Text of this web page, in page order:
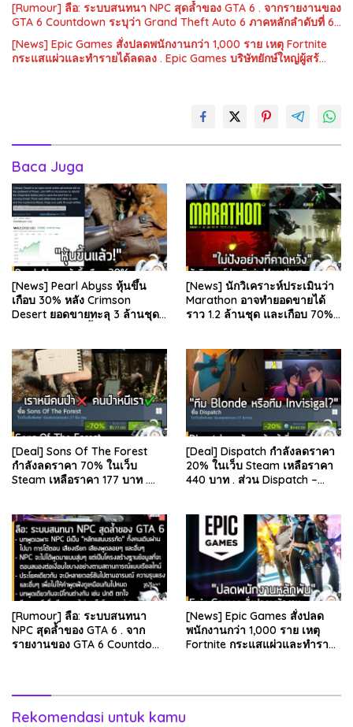
[Rumour] ลือ: ระบบสนทนา NPC สุดล้ำของ GTA 6 . จากรายงานของ
GTA 6 Countdown ระบุว่า Grand Theft Auto 6 ภาคหลักลำดับที่ 6…
[News] Epic Games สั่งปลดพนักงานกว่า 1,000 ราย เหตุ Fortnite
กระแสแผ่วและทำรายได้ลดลง . Epic Games บริษัทยักษ์ใหญ่ผู้สร้…
Baca Juga
[News] Pearl Abyss หุ้นขึ้น
เกือบ 30% หลัง Crimson
Desert ยอดขายทะลุ 3 ล้านชุด
[News] นักวิเคราะห์ประเมินว่า
Marathon อาจทำยอดขายได้
ราว 1.2 ล้านชุด และเกือบ 70%
[Deal] Sons Of The Forest
กำลังลดราคา 70% ในเว็บ
Steam เหลือราคา 177 บาท .
[Deal] Dispatch กำลังลดราคา
20% ในเว็บ Steam เหลือราคา
440 บาท . ส่วน Dispatch –
[Rumour] ลือ: ระบบสนทนา
NPC สุดล้ำของ GTA 6 . จาก
รายงานของ GTA 6 Countdown
[News] Epic Games สั่งปลด
พนักงานกว่า 1,000 ราย เหตุ
Fortnite กระแสแผ่วและทำราย
Rekomendasi untuk kamu